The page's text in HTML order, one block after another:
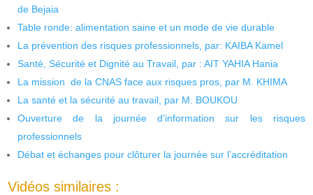
de Bejaia
Table ronde: alimentation saine et un mode de vie durable
La prévention des risques professionnels, par: KAIBA Kamel
Santé, Sécurité et Dignité au Travail, par : AIT YAHIA Hania
La mission de la CNAS face aux risques pros, par M. KHIMA
La santé et la sécurité au travail, par M. BOUKOU
Ouverture de la journée d’information sur les risques
professionnels
Débat et échanges pour clôturer la journée sur l’accréditation
Vidéos similaires :